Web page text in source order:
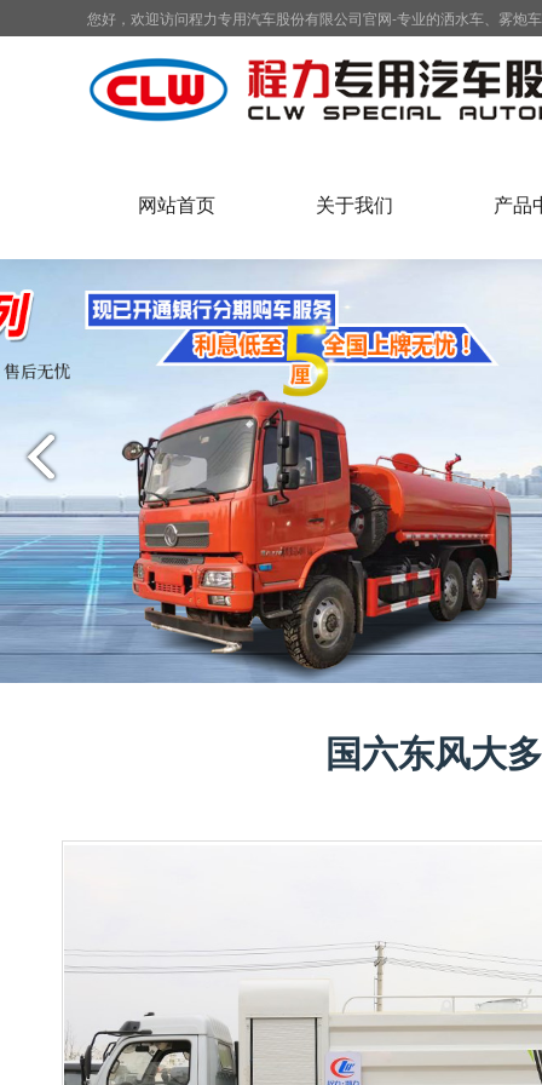
您好，欢迎访问程力专用汽车股份有限公司官网-专业的洒水车、雾炮
网站首页 关于我们 产品
国六东风大